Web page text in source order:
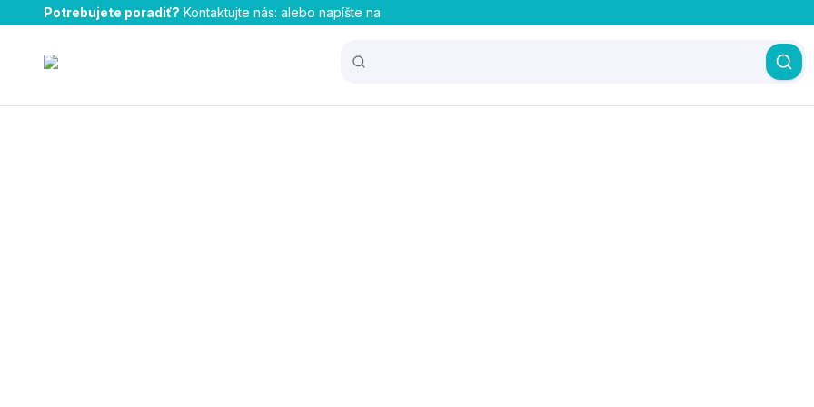
Potrebujete poradiť? Kontaktujte nás: alebo napíšte na